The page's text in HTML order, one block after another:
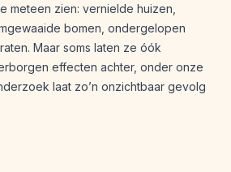
meteen zien: vernielde huizen,
bomen, ondergelopen
Maar soms laten ze óók
effecten achter, onder onze
laat zo’n onzichtbaar gevolg